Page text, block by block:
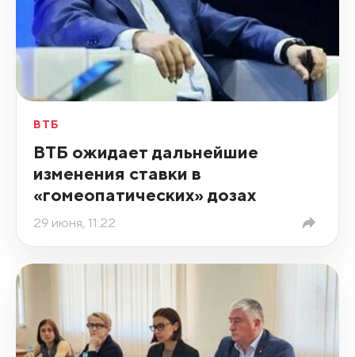
ВТБ
ВТБ ожидает дальнейшие
изменения ставки в
«гомеопатических» дозах
29 июня, 11:22